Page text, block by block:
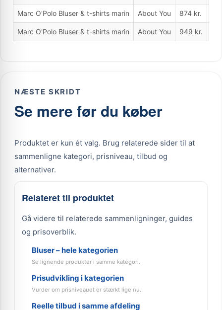
Marc O'Polo Bluser & t-shirts marin About You 874 kr.
Marc O'Polo Bluser & t-shirts marin About You 949 kr.
NÆSTE SKRIDT
Se mere før du køber
Produktet er kun ét valg. Brug relaterede sider til at
sammenligne kategori, prisniveau, tilbud og
alternativer.
Relateret til produktet
Gå videre til relaterede sammenligninger, guides
og prisoverblik.
Bluser – hele kategorien
Se lignende produkter i samme kategori.
Prisudvikling i kategorien
Vurder om prisniveauet er stærkt lige nu.
Reelle tilbud i samme afdeling